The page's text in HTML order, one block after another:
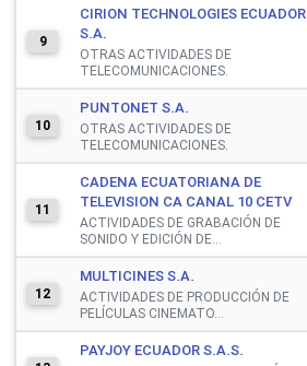
9
CIRION TECHNOLOGIES ECUADOR
S.A.
OTRAS ACTIVIDADES DE
TELECOMUNICACIONES.
10
PUNTONET S.A.
OTRAS ACTIVIDADES DE
TELECOMUNICACIONES.
11
CADENA ECUATORIANA DE
TELEVISION CA CANAL 10 CETV
ACTIVIDADES DE GRABACIÓN DE
SONIDO Y EDICIÓN DE...
12
MULTICINES S.A.
ACTIVIDADES DE PRODUCCIÓN DE
PELÍCULAS CINEMATO...
PAYJOY ECUADOR S.A.S.